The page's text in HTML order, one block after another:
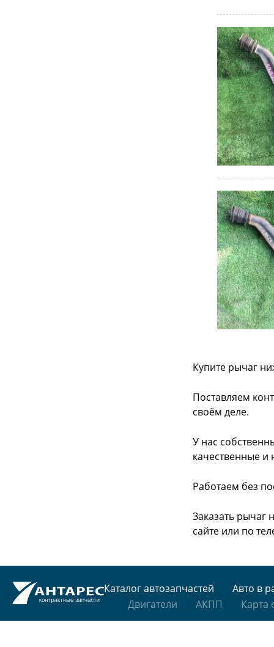
Купите рычаг
Поставляем
своём деле.
У нас
качественные и
Работаем без
Заказать рычаг
сайте или по
Каталог автозапчастей
Авто в
Двигатели
АКПП Карта